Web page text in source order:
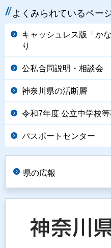
よくみられているペー
キャッシュレス版「か
り
公私合同説明・相談会
神奈川県の活断層
令和7年度 公立中学校
パスポートセンター
県の広報